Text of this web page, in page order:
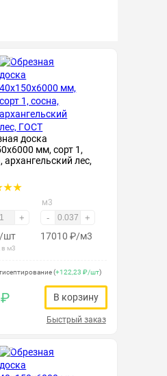
доска
мм, сорт 1,
архангельский лес,
+
шт
в м3
м3
- +
17010 ₽/м3
(+122,23 ₽/шт)
В корзину
Быстрый заказ